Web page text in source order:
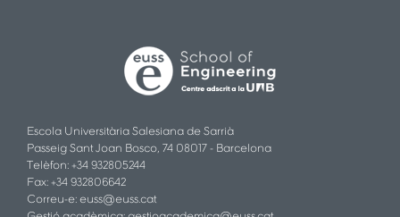
Escola Universitària Salesiana de Sarrià
Passeig Sant Joan Bosco, 74 08017 - Barcelona
Telèfon: +34 932805244
Fax: +34 932806642
Correu-e: euss@euss.cat